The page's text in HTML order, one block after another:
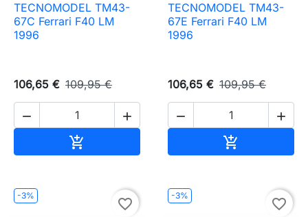
TECNOMODEL TM43-
67C Ferrari F40 LM
1996
106,65 € 109,95 €
 

TECNOMODEL TM43-
67E Ferrari F40 LM
1996
106,65 € 109,95 €
 

-3%
favorite_border
-3%
favorite_border